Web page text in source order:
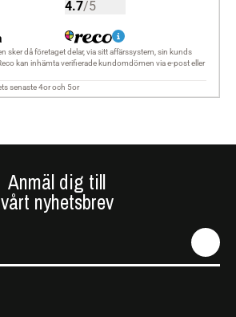
Anmäl dig till
vårt nyhetsbrev
SEN